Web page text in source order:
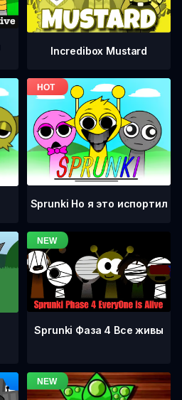
Incredibox Mustard
Sprunki Но я это испортил
Sprunki Фаза 4 Все живы